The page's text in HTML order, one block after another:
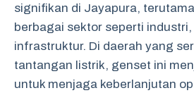
signifikan di Jayapura,
berbagai sektor seperti
infrastruktur. Di daerah yang
tantangan listrik, genset ini
untuk menjaga keberlanjutan